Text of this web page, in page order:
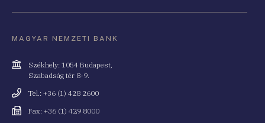
MAGYAR NEMZETI BANK
Cím
Székhely: 1054 Budapest,
Szabadság tér 8-9.
Telefonszám
Tel.: +36 (1) 428 2600
Fax
Fax: +36 (1) 429 8000